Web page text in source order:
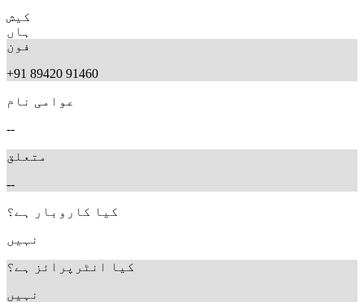
کیش
ہاں
فون
+91 89420 91460
عوامی نام
--
متعلق
--
کیا کاروبار ہے؟
نہیں
کیا انٹرپرائز ہے؟
نہیں